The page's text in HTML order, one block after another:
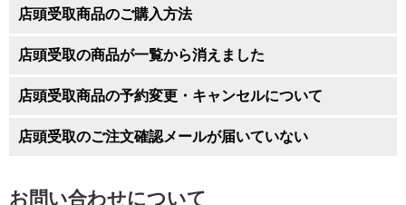
店頭受取商品のご購入方法
店頭受取の商品が一覧から消えました
店頭受取商品の予約変更・キャンセルについて
店頭受取のご注文確認メールが届いていない
お問い合わせについて